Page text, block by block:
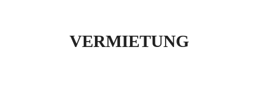
VERMIETUNG